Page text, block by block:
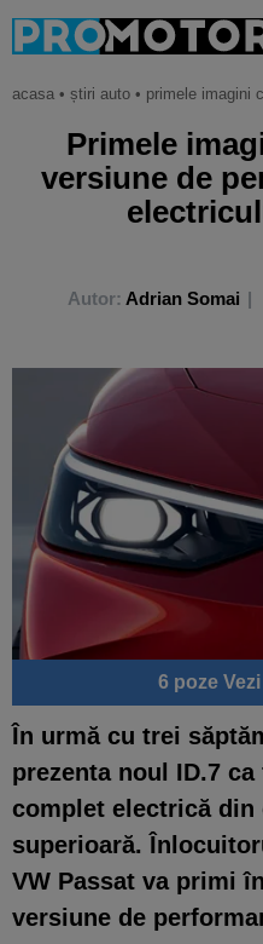
acasa • știri auto • primele imagini cu
Primele
versiune de
Autor: Adrian Somai
6 poze
În urmă cu trei
prezenta noul ID.7
complet electrică din
superioară.
VW Passat va primi
versiune de